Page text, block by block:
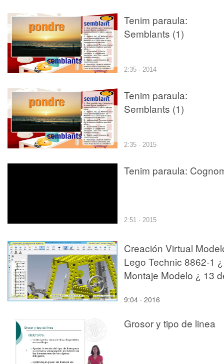
Tenim paraula:
Semblants (1)
2:35 · 2014
Tenim paraula:
Semblants (1)
2:35 · 2015
Tenim paraula:
2:51 · 2015
Creación Virtual
Lego Technic 8862-1 ¿
Montaje Modelo ¿ 13
9:04 · 2016
Grosor y tipo de linea